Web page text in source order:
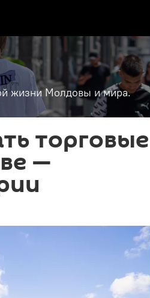
жизни Молдовы и мира.
торговые
—